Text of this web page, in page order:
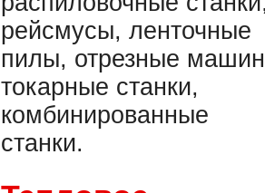
рейсмусы, ленточные
пилы, отрезные
токарные станки,
комбинированные
станки.